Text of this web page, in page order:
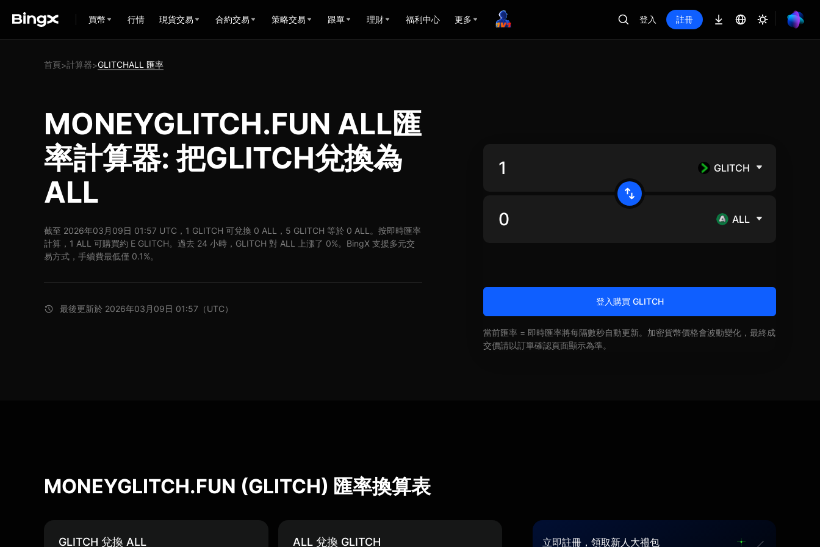
買幣 行情 現貨交易 合約交易 策略交易 跟單 理財 福利中心 更多 登入 註冊
首頁>計算器>GLITCHALL 匯率
MONEYGLITCH.FUN ALL匯
率計算器: 把GLITCH兌換為
ALL
截至 2026年03月09日 01:57 UTC，1 GLITCH 可兌換 0 ALL，5 GLITCH 等於 0 ALL。按即時匯率
計算，1 ALL 可購買約 E GLITCH。過去 24 小時，GLITCH 對 ALL 上漲了 0%。BingX 支援多元交
易方式，手續費最低僅 0.1%。
最後更新於 2026年03月09日 01:57（UTC）
GLITCH
ALL
登入購買 GLITCH
當前匯率 = 即時匯率將每隔數秒自動更新。加密貨幣價格會波動變化，最終成
交價請以訂單確認頁面顯示為準。
MONEYGLITCH.FUN (GLITCH) 匯率換算表
GLITCH 兌換 ALL ALL 兌換 GLITCH 立即註冊，領取新人大禮包